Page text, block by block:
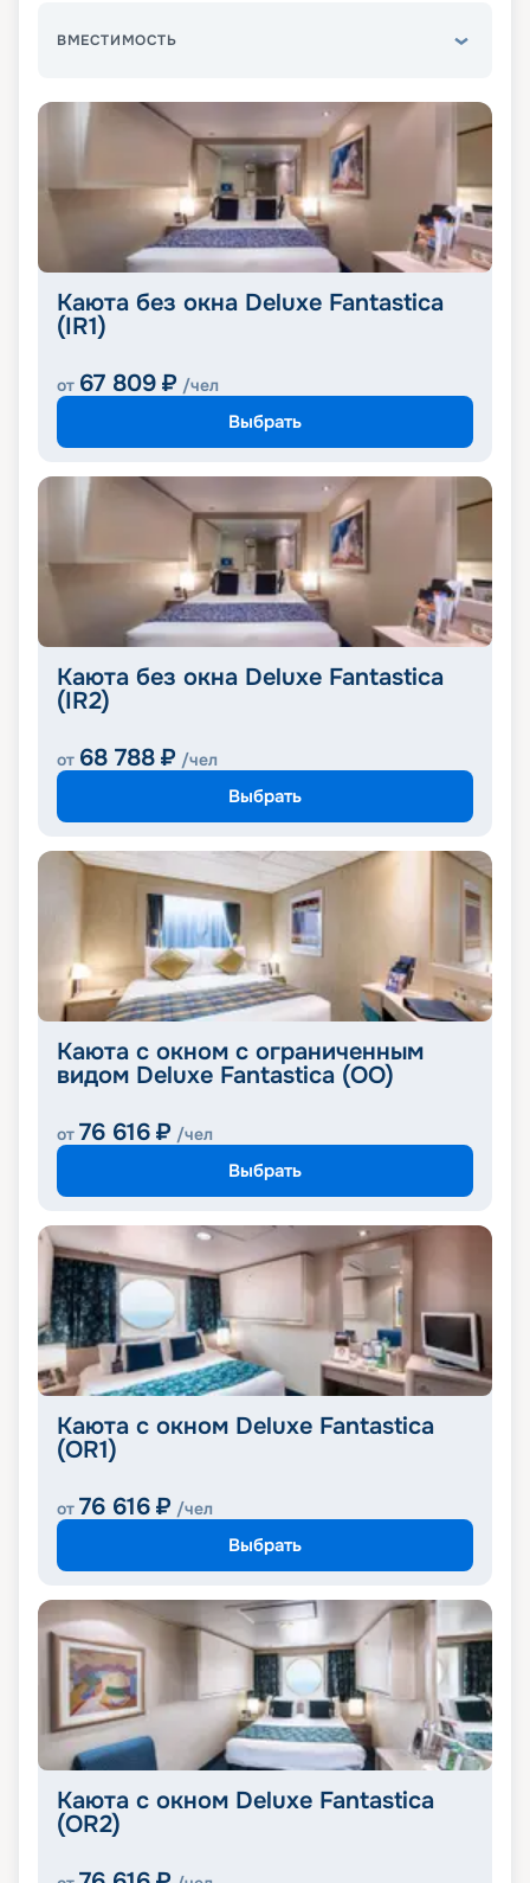
ВМЕСТИМОСТЬ
Каюта без окна Deluxe Fantastica
(IR1)
от 67 809 ₽ /чел
Выбрать
Каюта без окна Deluxe Fantastica
(IR2)
от 68 788 ₽ /чел
Выбрать
Каюта с окном с ограниченным
видом Deluxe Fantastica (OO)
от 76 616 ₽ /чел
Выбрать
Каюта с окном Deluxe Fantastica
(OR1)
от 76 616 ₽ /чел
Выбрать
Каюта с окном Deluxe Fantastica
(OR2)